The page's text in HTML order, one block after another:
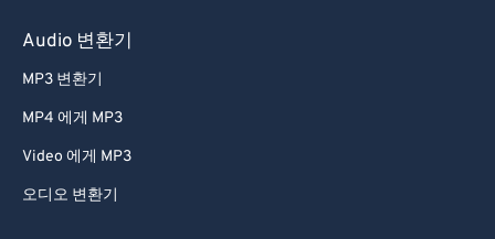
Audio 변환기
MP3 변환기
MP4 에게 MP3
Video 에게 MP3
오디오 변환기